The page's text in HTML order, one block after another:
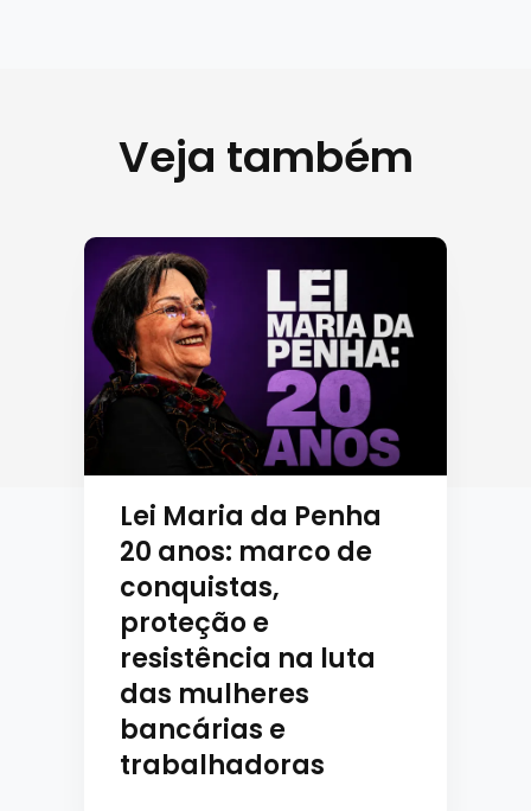
Veja também
Lei Maria da Penha
20 anos: marco de
conquistas,
proteção e
resistência na luta
das mulheres
bancárias e
trabalhadoras